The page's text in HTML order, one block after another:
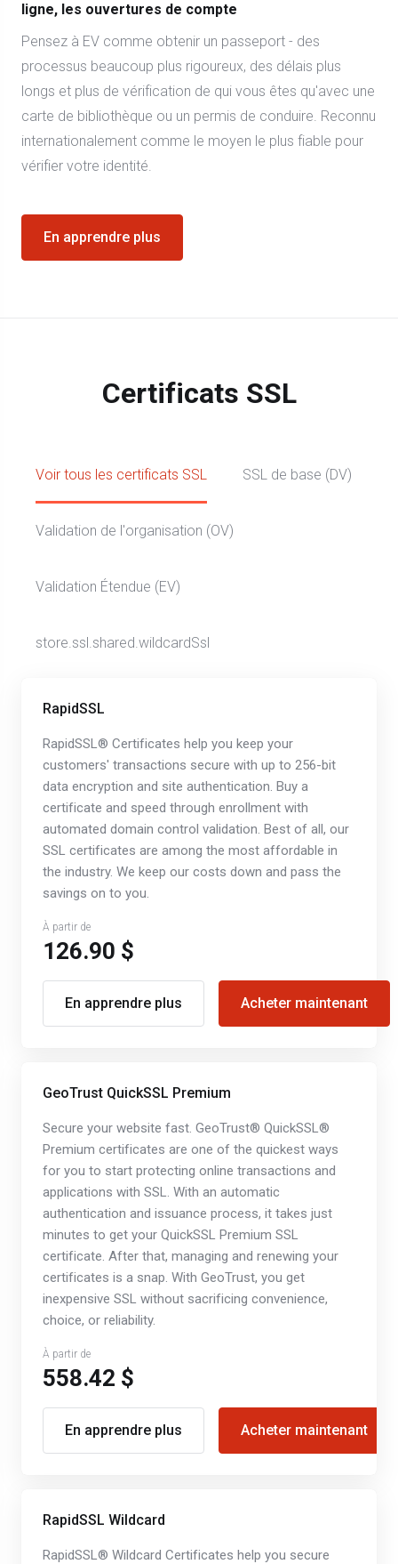
ligne, les ouvertures de compte
Pensez à EV comme obtenir un passeport - des
processus beaucoup plus rigoureux, des délais plus
longs et plus de vérification de qui vous êtes qu'avec une
carte de bibliothèque ou un permis de conduire. Reconnu
internationalement comme le moyen le plus fiable pour
vérifier votre identité.
En apprendre plus
Certificats SSL
Voir tous les certificats SSL SSL de base (DV)
Validation de l'organisation (OV)
Validation Étendue (EV)
store.ssl.shared.wildcardSsl
RapidSSL
RapidSSL® Certificates help you keep your
customers' transactions secure with up to 256-bit
data encryption and site authentication. Buy a
certificate and speed through enrollment with
automated domain control validation. Best of all, our
SSL certificates are among the most affordable in
the industry. We keep our costs down and pass the
savings on to you.
À partir de
126.90 $
En apprendre plus Acheter maintenant
GeoTrust QuickSSL Premium
Secure your website fast. GeoTrust® QuickSSL®
Premium certificates are one of the quickest ways
for you to start protecting online transactions and
applications with SSL. With an automatic
authentication and issuance process, it takes just
minutes to get your QuickSSL Premium SSL
certificate. After that, managing and renewing your
certificates is a snap. With GeoTrust, you get
inexpensive SSL without sacrificing convenience,
choice, or reliability.
À partir de
558.42 $
En apprendre plus Acheter maintenant
RapidSSL Wildcard
RapidSSL® Wildcard Certificates help you secure